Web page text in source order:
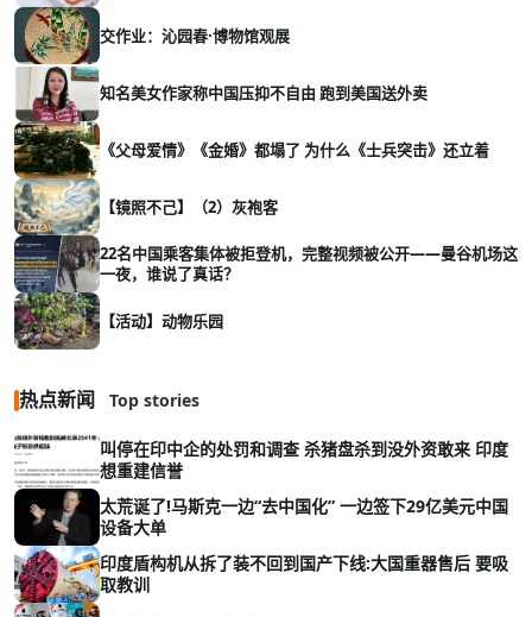
交作业：沁园春·博物馆观展
知名美女作家称中国压抑不自由 跑到美国送外卖
《父母爱情》《金婚》都塌了 为什么《士兵突击》还立着
【镜照不己】（2）灰袍客
22名中国乘客集体被拒登机，完整视频被公开——曼谷机场这
一夜，谁说了真话？
【活动】动物乐园
热点新闻 Top stories
叫停在印中企的处罚和调查 杀猪盘杀到没外资敢来 印度
想重建信誉
太荒诞了!马斯克一边“去中国化” 一边签下29亿美元中国
设备大单
印度盾构机从拆了装不回到国产下线:大国重器售后 要吸
取教训